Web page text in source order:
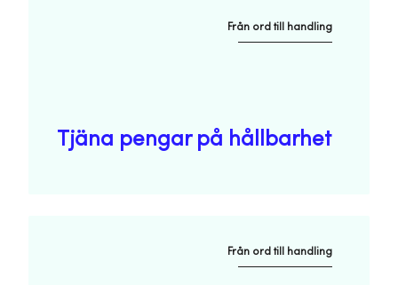
Från ord till handling
Tjäna pengar på hållbarhet
Från ord till handling